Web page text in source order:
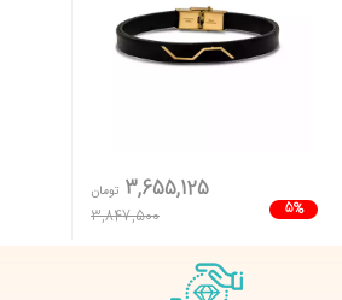
5%
3,655,125 تومان
3,847,500